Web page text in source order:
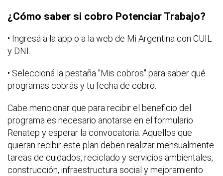
¿Cómo saber si cobro Potenciar Trabajo?
• Ingresá a la app o a la web de Mi Argentina con CUIL
y DNI.
• Seleccioná la pestaña "Mis cobros" para saber qué
programas cobrás y tu fecha de cobro.
Cabe mencionar que para recibir el beneficio del
programa es necesario anotarse en el formulario
Renatep y esperar la convocatoria. Aquellos que
quieran recibir este plan deben realizar mensualmente
tareas de cuidados, reciclado y servicios ambientales,
construcción, infraestructura social y mejoramiento